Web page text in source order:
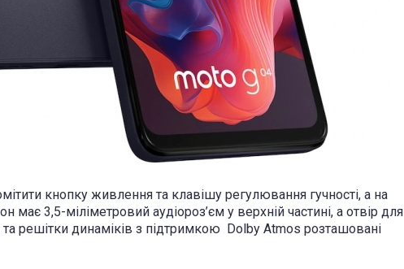
кнопку живлення та клавішу регулювання гучності, а на
має 3,5-міліметровий аудіороз’єм у верхній частині, а отвір для
решітки динаміків з підтримкою Dolby Atmos розташовані